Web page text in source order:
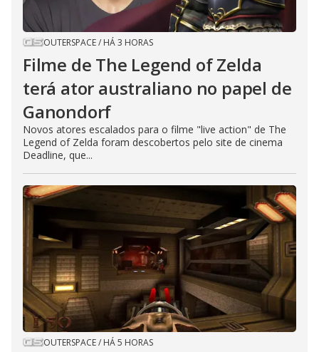
OUTERSPACE/ HÁ 3 HORAS
Filme de The Legend of Zelda
terá ator australiano no papel de
Ganondorf
Novos atores escalados para o filme "live action" de The
Legend of Zelda foram descobertos pelo site de cinema
Deadline, que...
OUTERSPACE/ HÁ 5 HORAS